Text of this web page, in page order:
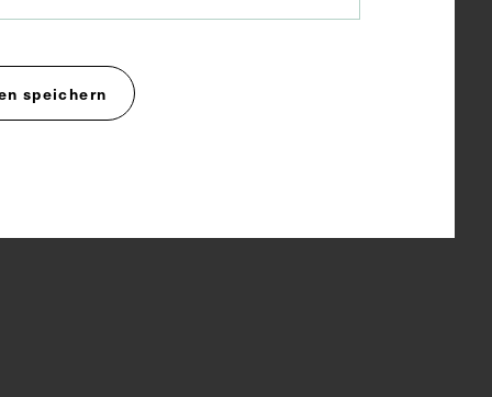
speichern